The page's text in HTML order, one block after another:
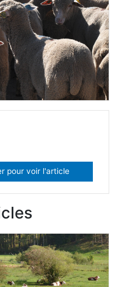
pour voir l'article